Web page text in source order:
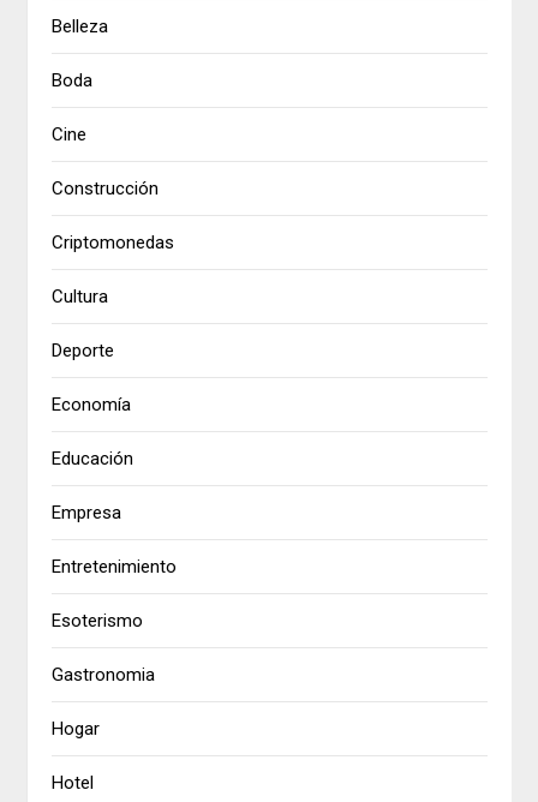
Belleza
Boda
Cine
Construcción
Criptomonedas
Cultura
Deporte
Economía
Educación
Empresa
Entretenimiento
Esoterismo
Gastronomia
Hogar
Hotel